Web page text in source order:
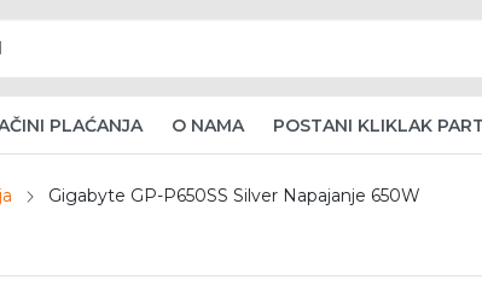
PLAĆANJA O NAMA POSTANI KLIKLAK
Gigabyte GP-P650SS Silver Napajanje 650W